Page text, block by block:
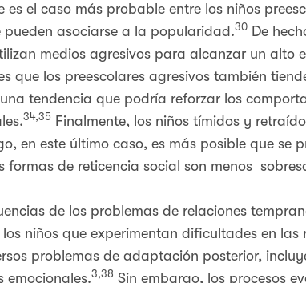
es el caso más probable entre los niños
asociarse a la popularidad.30 De
medios agresivos para alcanzar un alto
que los preescolares agresivos también
una tendencia que podría reforzar los
34,35 Finalmente, los niños tímidos y
en este último caso, es más posible que se
formas de reticencia social son menos
de los problemas de relaciones
niños que experimentan dificultades en
problemas de adaptación posterior,
emocionales.3,38 Sin embargo, los procesos